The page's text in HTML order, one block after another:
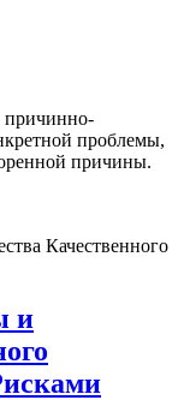
причинно-
проблемы,
причины.
и